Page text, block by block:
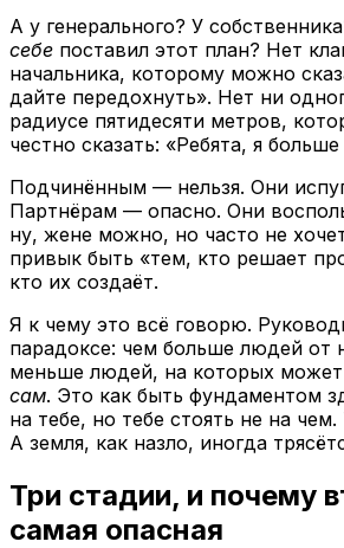
А у генерального? У
себе поставил этот план? Нет
начальника, которому можно
дайте передохнуть». Нет ни
радиусе пятидесяти метров,
честно сказать: «Ребята, я
Подчинённым — нельзя. Они
Партнёрам — опасно. Они
ну, жене можно, но часто не
привык быть «тем, кто решает
кто их создаёт.
Я к чему это всё говорю.
парадоксе: чем больше людей от
меньше людей, на которых может
сам. Это как быть фундаментом
на тебе, но тебе стоять не на
А земля, как назло, иногда
Три стадии, и почему
самая опасная